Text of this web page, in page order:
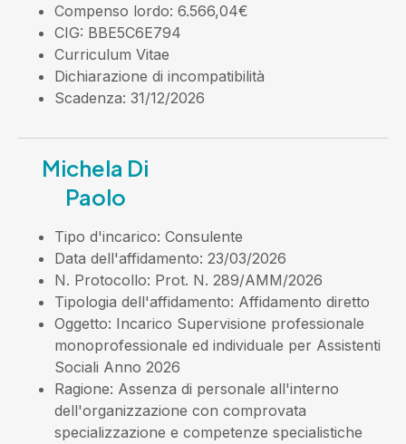
Compenso lordo: 6.566,04€
CIG: BBE5C6E794
Curriculum Vitae
Dichiarazione di incompatibilità
Scadenza: 31/12/2026
Michela Di
Paolo
Tipo d'incarico: Consulente
Data dell'affidamento: 23/03/2026
N. Protocollo: Prot. N. 289/AMM/2026
Tipologia dell'affidamento: Affidamento diretto
Oggetto: Incarico Supervisione professionale
monoprofessionale ed individuale per Assistenti
Sociali Anno 2026
Ragione: Assenza di personale all'interno
dell'organizzazione con comprovata
specializzazione e competenze specialistiche